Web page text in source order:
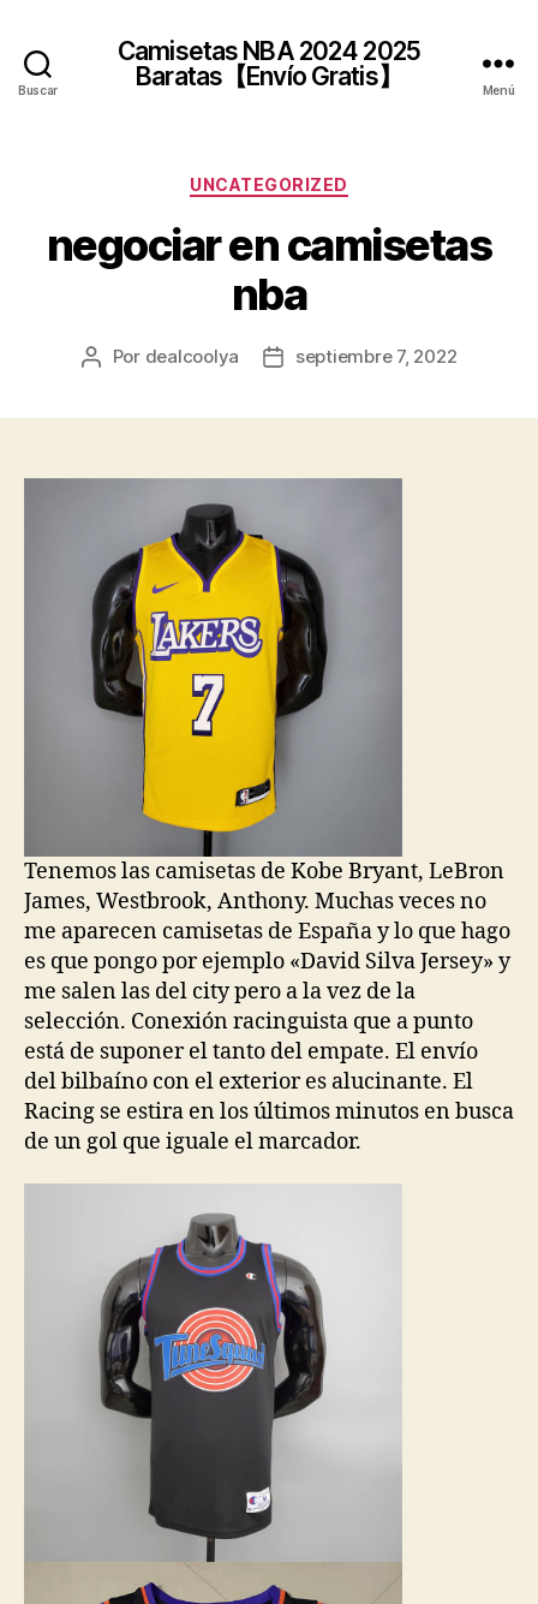
Buscar
Camisetas NBA 2024 2025
Baratas【Envío Gratis】
Menú
Categorías
UNCATEGORIZED
negociar en camisetas
nba
Autor
Por dealcoolya
Fechaseptiembre 7, 2022
Tenemos las camisetas de Kobe Bryant, LeBron
James, Westbrook, Anthony. Muchas veces no
me aparecen camisetas de España y lo que hago
es que pongo por ejemplo «David Silva Jersey» y
me salen las del city pero a la vez de la
selección. Conexión racinguista que a punto
está de suponer el tanto del empate. El envío
del bilbaíno con el exterior es alucinante. El
Racing se estira en los últimos minutos en busca
de un gol que iguale el marcador.